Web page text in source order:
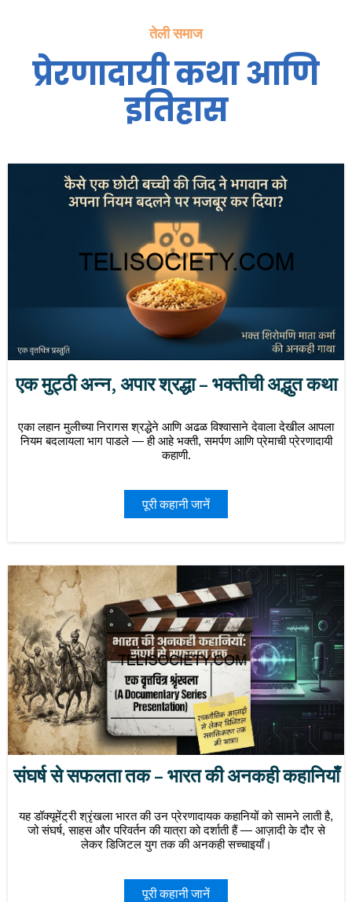
तेली समाज
प्रेरणादायी कथा आणि
इतिहास
एक मुट्ठी अन्न, अपार श्रद्धा – भक्तीची अद्भुत कथा
एका लहान मुलीच्या निरागस श्रद्धेने आणि अढळ विश्वासाने देवाला देखील आपला
नियम बदलायला भाग पाडले — ही आहे भक्ती, समर्पण आणि प्रेमाची प्रेरणादायी
कहाणी.
पूरी कहानी जानें
संघर्ष से सफलता तक – भारत की अनकही कहानियाँ
यह डॉक्यूमेंट्री श्रृंखला भारत की उन प्रेरणादायक कहानियों को सामने लाती है,
जो संघर्ष, साहस और परिवर्तन की यात्रा को दर्शाती हैं — आज़ादी के दौर से
लेकर डिजिटल युग तक की अनकही सच्चाइयाँ।
पूरी कहानी जानें